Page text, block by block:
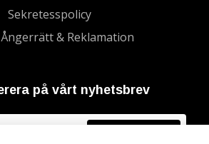
Sekretesspolicy
& Reklamation
på vårt nyhetsbrev